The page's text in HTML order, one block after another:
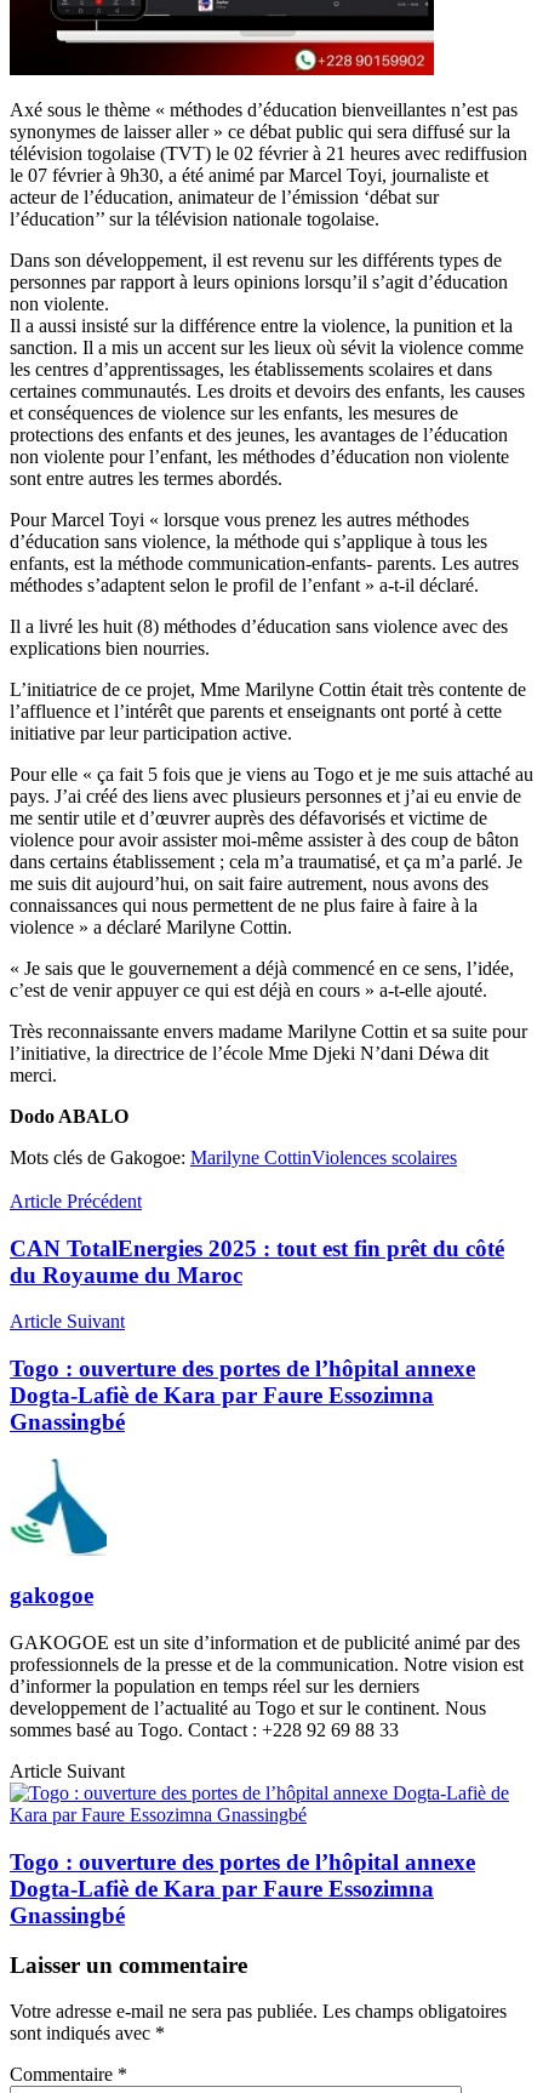
Axé sous le thème « méthodes d’éducation bienveillantes n’est pas
synonymes de laisser aller » ce débat public qui sera diffusé sur la
télévision togolaise (TVT) le 02 février à 21 heures avec rediffusion
le 07 février à 9h30, a été animé par Marcel Toyi, journaliste et
acteur de l’éducation, animateur de l’émission ‘débat sur
l’éducation’’ sur la télévision nationale togolaise.
Dans son développement, il est revenu sur les différents types de
personnes par rapport à leurs opinions lorsqu’il s’agit d’éducation
non violente.
Il a aussi insisté sur la différence entre la violence, la punition et la
sanction. Il a mis un accent sur les lieux où sévit la violence comme
les centres d’apprentissages, les établissements scolaires et dans
certaines communautés. Les droits et devoirs des enfants, les causes
et conséquences de violence sur les enfants, les mesures de
protections des enfants et des jeunes, les avantages de l’éducation
non violente pour l’enfant, les méthodes d’éducation non violente
sont entre autres les termes abordés.
Pour Marcel Toyi « lorsque vous prenez les autres méthodes
d’éducation sans violence, la méthode qui s’applique à tous les
enfants, est la méthode communication-enfants- parents. Les autres
méthodes s’adaptent selon le profil de l’enfant » a-t-il déclaré.
Il a livré les huit (8) méthodes d’éducation sans violence avec des
explications bien nourries.
L’initiatrice de ce projet, Mme Marilyne Cottin était très contente de
l’affluence et l’intérêt que parents et enseignants ont porté à cette
initiative par leur participation active.
Pour elle « ça fait 5 fois que je viens au Togo et je me suis attaché au
pays. J’ai créé des liens avec plusieurs personnes et j’ai eu envie de
me sentir utile et d’œuvrer auprès des défavorisés et victime de
violence pour avoir assister moi-même assister à des coup de bâton
dans certains établissement ; cela m’a traumatisé, et ça m’a parlé. Je
me suis dit aujourd’hui, on sait faire autrement, nous avons des
connaissances qui nous permettent de ne plus faire à faire à la
violence » a déclaré Marilyne Cottin.
« Je sais que le gouvernement a déjà commencé en ce sens, l’idée,
c’est de venir appuyer ce qui est déjà en cours » a-t-elle ajouté.
Très reconnaissante envers madame Marilyne Cottin et sa suite pour
l’initiative, la directrice de l’école Mme Djeki N’dani Déwa dit
merci.
Dodo ABALO
Mots clés de Gakogoe: Marilyne CottinViolences scolaires
Article Précédent
CAN TotalEnergies 2025 : tout est fin prêt du côté
du Royaume du Maroc
Article Suivant
Togo : ouverture des portes de l’hôpital annexe
Dogta-Lafiè de Kara par Faure Essozimna
Gnassingbé
gakogoe
GAKOGOE est un site d’information et de publicité animé par des
professionnels de la presse et de la communication. Notre vision est
d’informer la population en temps réel sur les derniers
developpement de l’actualité au Togo et sur le continent. Nous
sommes basé au Togo. Contact : +228 92 69 88 33
Article Suivant
Togo : ouverture des portes de l’hôpital annexe
Dogta-Lafiè de Kara par Faure Essozimna
Gnassingbé
Laisser un commentaire
Votre adresse e-mail ne sera pas publiée. Les champs obligatoires
sont indiqués avec *
Commentaire *